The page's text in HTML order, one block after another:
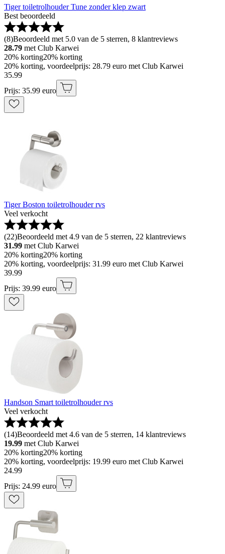
Tiger toiletrolhouder Tune zonder klep zwart
Best beoordeeld
(8)Beoordeeld met 5.0 van de 5 sterren, 8 klantreviews
28.79 met Club Karwei
20% korting20% korting
20% korting, voordeelprijs: 28.79 euro met Club Karwei
35.99
Prijs: 35.99 euro
Tiger Boston toiletrolhouder rvs
Veel verkocht
(22)Beoordeeld met 4.9 van de 5 sterren, 22 klantreviews
31.99 met Club Karwei
20% korting20% korting
20% korting, voordeelprijs: 31.99 euro met Club Karwei
39.99
Prijs: 39.99 euro
Handson Smart toiletrolhouder rvs
Veel verkocht
(14)Beoordeeld met 4.6 van de 5 sterren, 14 klantreviews
19.99 met Club Karwei
20% korting20% korting
20% korting, voordeelprijs: 19.99 euro met Club Karwei
24.99
Prijs: 24.99 euro